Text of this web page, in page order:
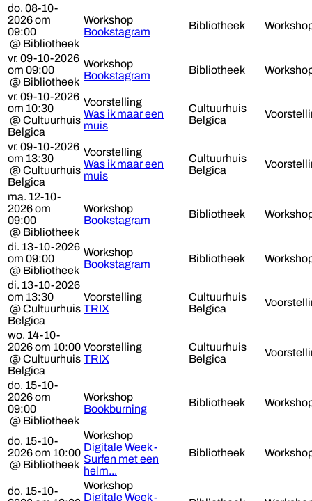
do. 08-10-
2026 om
09:00
@ Bibliotheek
Workshop
Bookstagram
Bibliotheek
vr. 09-10-2026
om 09:00
@ Bibliotheek
Workshop
Bookstagram
Bibliotheek
vr. 09-10-2026
om 10:30
@ Cultuurhuis
Belgica
Voorstelling
Was ik maar een
muis
Cultuurhuis
Belgica
vr. 09-10-2026
om 13:30
@ Cultuurhuis
Belgica
Voorstelling
Was ik maar een
muis
Cultuurhuis
Belgica
ma. 12-10-
2026 om
09:00
@ Bibliotheek
Workshop
Bookstagram
Bibliotheek
di. 13-10-2026
om 09:00
@ Bibliotheek
Workshop
Bookstagram
Bibliotheek
di. 13-10-2026
om 13:30
@ Cultuurhuis
Belgica
Voorstelling
TRIX
Cultuurhuis
Belgica
wo. 14-10-
2026 om 10:00
@ Cultuurhuis
Belgica
Voorstelling
TRIX
Cultuurhuis
Belgica
do. 15-10-
2026 om
09:00
@ Bibliotheek
Workshop
Bookburning
Bibliotheek
do. 15-10-
2026 om 10:00
@ Bibliotheek
Workshop
Digitale Week -
Surfen met een
helm...
Bibliotheek
do. 15-10-
Workshop
Digitale Week -